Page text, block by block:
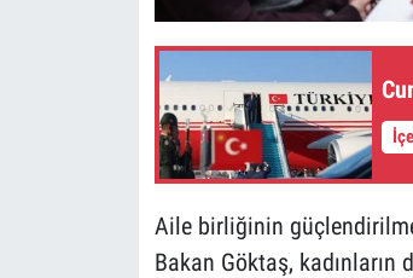
Aile birliğinin
Bakan Göktaş,